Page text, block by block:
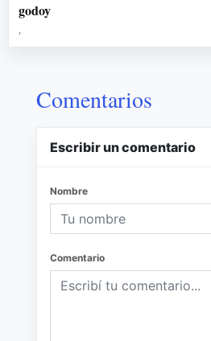
godoy
,
Comentarios
Escribir un comentario
Nombre
Comentario